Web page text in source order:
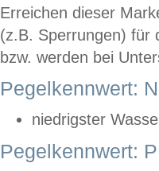
Erreichen dieser
(z.B. Sperrungen) für
bzw. werden bei
Pegelkennwert:
niedrigster
Pegelkennwert: